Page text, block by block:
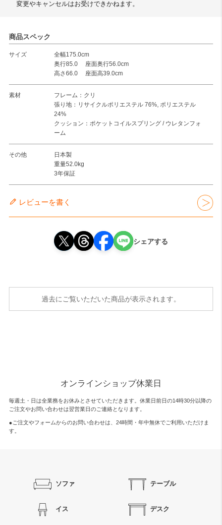
変更やキャンセルはお受けできかねます。
商品スペック
サイズ
全幅175.0cm
奥行85.0 座面奥行56.0cm
高さ66.0 座面高39.0cm
素材
フレーム：クリ
張り地：リサイクルポリエステル 76%, ポリエステル
24%
クッション：ポケットコイルスプリング / ウレタンフォ
ーム
その他
日本製
重量52.0kg
3年保証
レビューを書く
シェアする
過去にご覧いただいた商品が表示されます。
オンラインショップ休業日
毎週土・日は全業務をお休みとさせていただきます。休業日前日の14時30分以降の
ご注文やお問い合わせは翌営業日のご連絡となります。
●ご注文やフォームからのお問い合わせは、 24時間・年中無休でご利用いただけま
す。
ソファ テーブル
イス デスク